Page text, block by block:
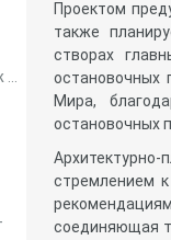
Проектом
также
створах
остановочных
Мира,
остановочных
стремлением
соединяющая